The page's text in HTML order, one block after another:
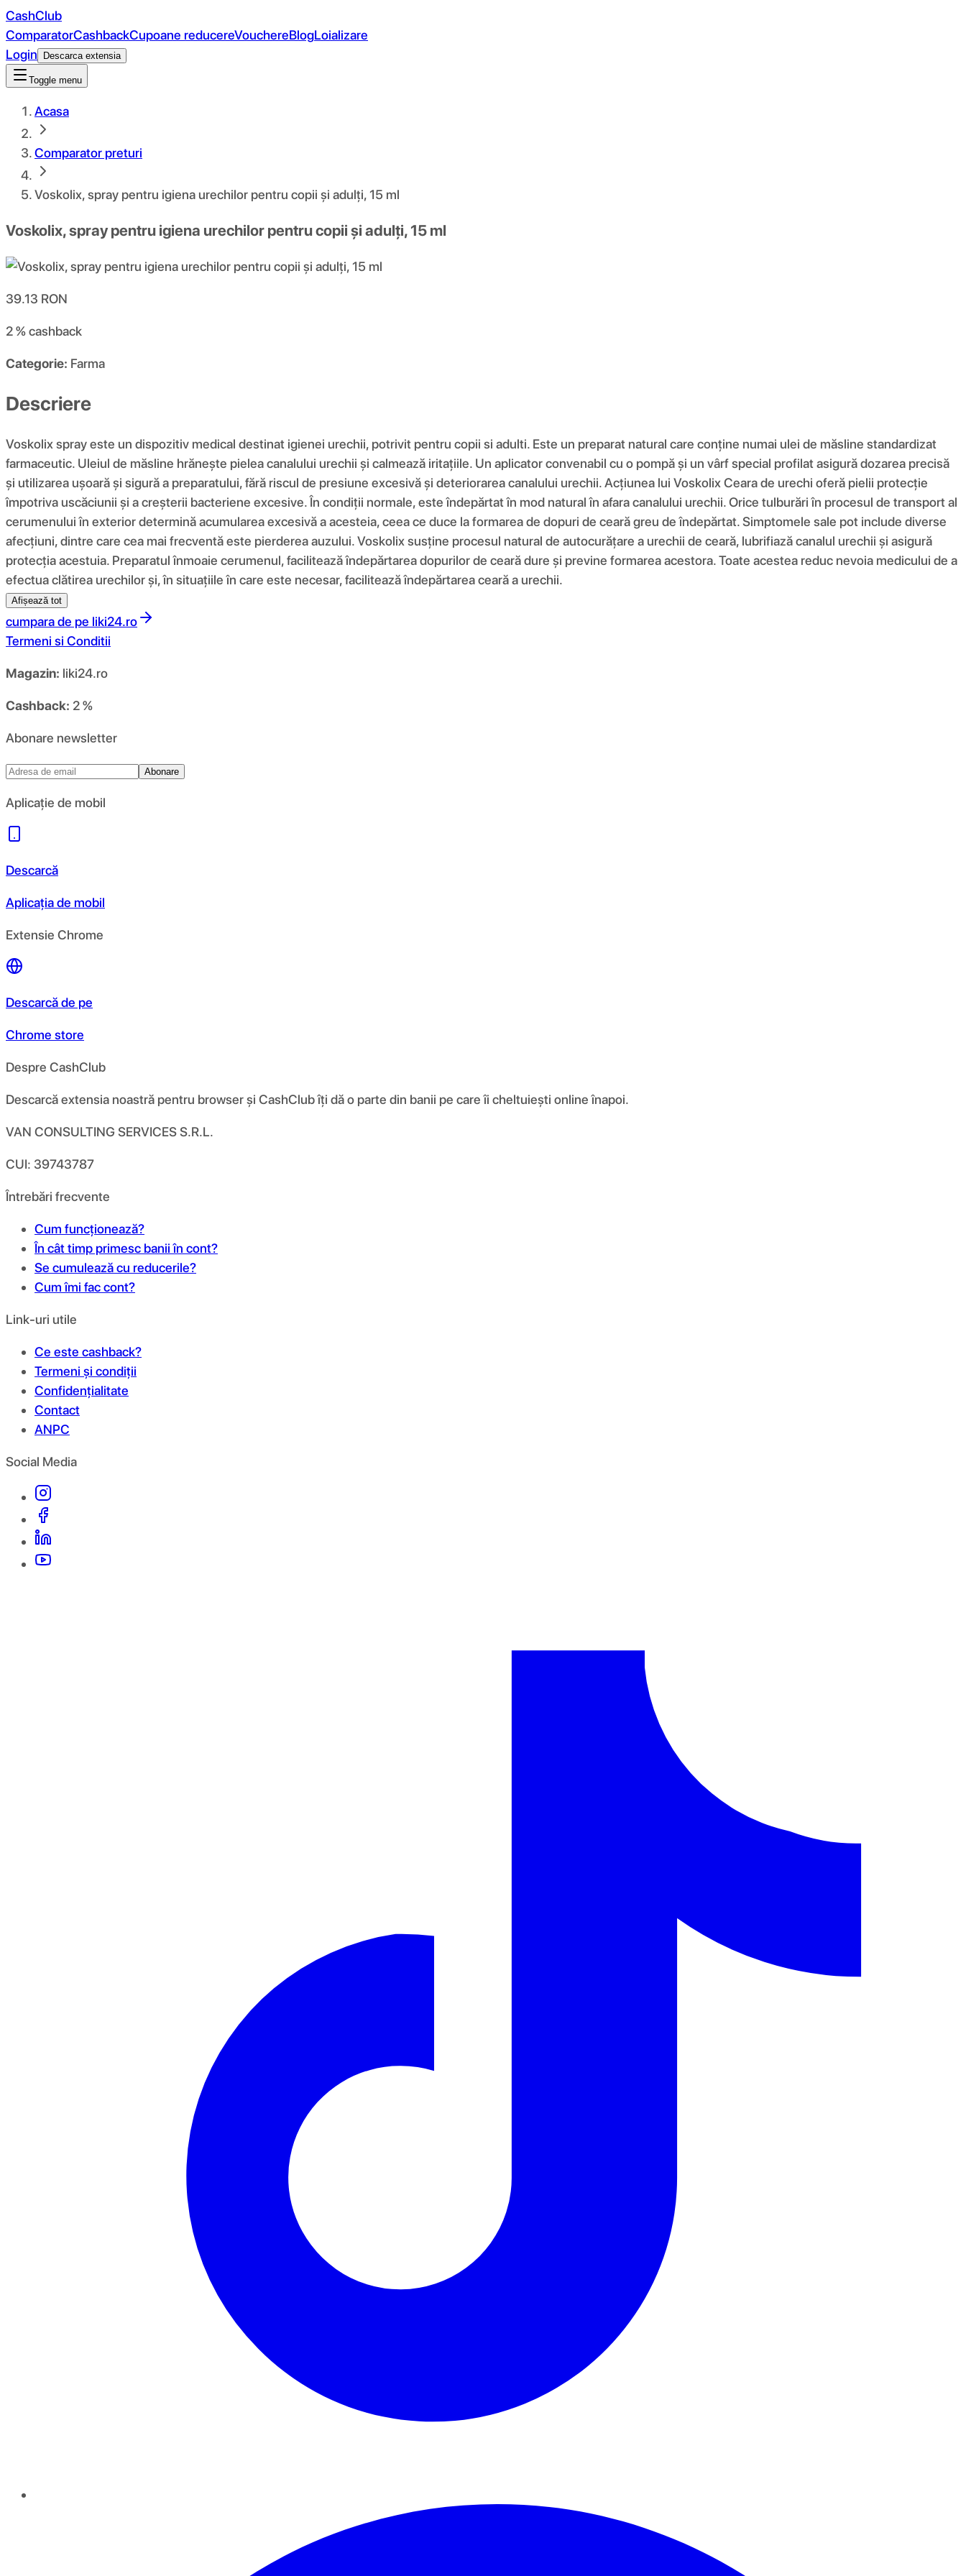
CashClub
ComparatorCashbackCupoane reducereVouchereBlogLoializare
Login
Descarca extensia
Toggle menu
Acasa
Comparator preturi
Voskolix, spray pentru igiena urechilor pentru copii și adulți, 15 ml
Voskolix, spray pentru igiena urechilor pentru copii și adulți, 15 ml
39.13 RON
2 %cashback
Categorie: Farma
Descriere
Voskolix spray este un dispozitiv medical destinat igienei urechii, potrivit pentru copii si adulti. Este un preparat natural care conține numai ulei de măsline standardizat
farmaceutic. Uleiul de măsline hrănește pielea canalului urechii și calmează iritațiile. Un aplicator convenabil cu o pompă și un vârf special profilat asigură dozarea precisă
și utilizarea ușoară și sigură a preparatului, fără riscul de presiune excesivă și deteriorarea canalului urechii. Acțiunea lui Voskolix Ceara de urechi oferă pielii protecție
împotriva uscăciunii și a creșterii bacteriene excesive. În condiții normale, este îndepărtat în mod natural în afara canalului urechii. Orice tulburări în procesul de transport al
cerumenului în exterior determină acumularea excesivă a acesteia, ceea ce duce la formarea de dopuri de ceară greu de îndepărtat. Simptomele sale pot include diverse
afecțiuni, dintre care cea mai frecventă este pierderea auzului. Voskolix susține procesul natural de autocurățare a urechii de ceară, lubrifiază canalul urechii și asigură
protecția acestuia. Preparatul înmoaie cerumenul, facilitează îndepărtarea dopurilor de ceară dure și previne formarea acestora. Toate acestea reduc nevoia medicului de a
efectua clătirea urechilor și, în situațiile în care este necesar, facilitează îndepărtarea ceară a urechii.
Afișează tot
cumpara de pe liki24.ro
Termeni si Conditii
Magazin: liki24.ro
Cashback: 2 %
Abonare newsletter
Abonare
Aplicație de mobil
Descarcă
Aplicația de mobil
Extensie Chrome
Descarcă de pe
Chrome store
Despre CashClub
Descarcă extensia noastră pentru browser și CashClub îți dă o parte din banii pe care îi cheltuiești online înapoi.
VAN CONSULTING SERVICES S.R.L.
CUI: 39743787
Întrebări frecvente
Cum funcționează?
În cât timp primesc banii în cont?
Se cumulează cu reducerile?
Cum îmi fac cont?
Link-uri utile
Ce este cashback?
Termeni și condiții
Confidențialitate
Contact
ANPC
Social Media